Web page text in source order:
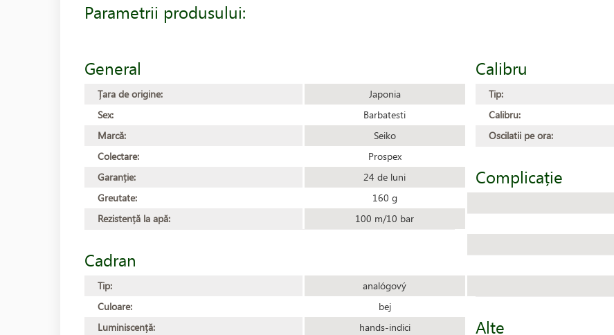
Parametrii produsului:
General
Țara de origine:
Japonia
Sex:
Barbatesti
Marcă:
Seiko
Colectare:
Prospex
Garanție:
24 de luni
Greutate:
160 g
Rezistență la apă:
100 m/10 bar
Cadran
Tip:
analógový
Culoare:
bej
Luminiscență:
hands-indici
Calibru
Tip:
Calibru:
Oscilatii pe ora:
Complicație
Alte